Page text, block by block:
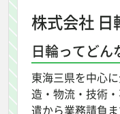
株式会社 日
日輪ってどん
東海三県を中心
造・物流・技術
遣から業務請負